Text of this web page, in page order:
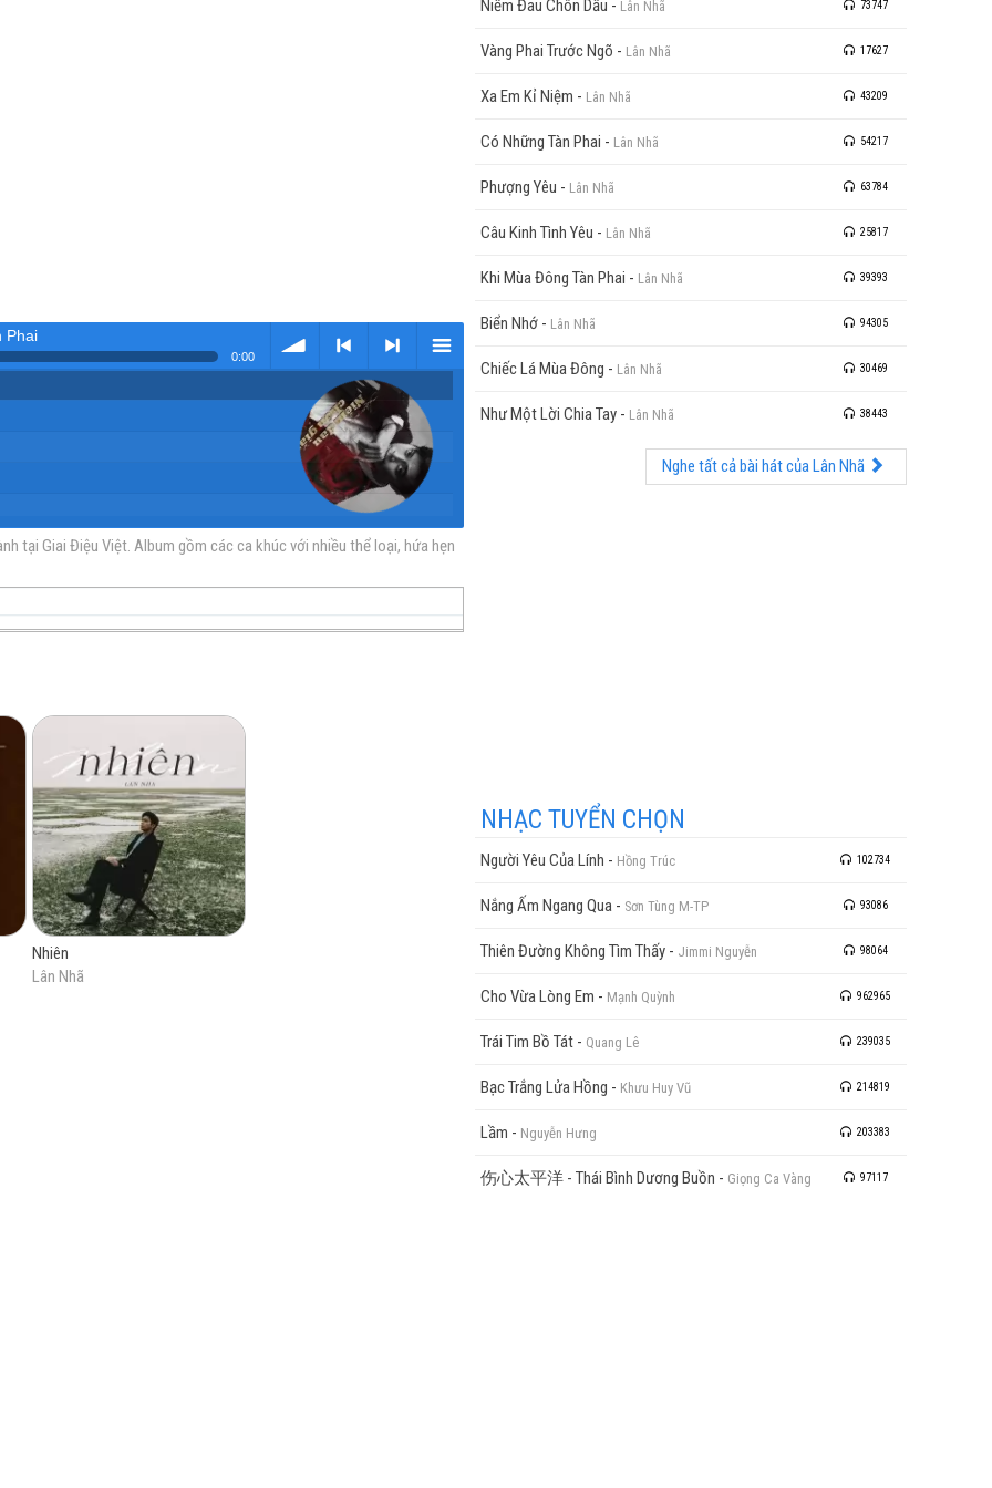
Phai
0:00
Tải < Kho > Kho
tại Giai Điệu Việt. Album gồm các ca khúc với nhiều thể loại, hứa hẹn
Nhiên
Lân Nhã
Niềm Đau Chôn Dấu - Lân Nhã 73747
Vàng Phai Trước Ngõ - Lân Nhã 17627
Xa Em Kỉ Niệm - Lân Nhã 43209
Có Những Tàn Phai - Lân Nhã 54217
Phượng Yêu - Lân Nhã 63784
Câu Kinh Tình Yêu - Lân Nhã 25817
Khi Mùa Đông Tàn Phai - Lân Nhã 39393
Biển Nhớ - Lân Nhã 94305
Chiếc Lá Mùa Đông - Lân Nhã 30469
Như Một Lời Chia Tay - Lân Nhã 38443
Nghe tất cả bài hát của Lân Nhã
NHẠC TUYỂN CHỌN
Người Yêu Của Lính - Hồng Trúc 102734
Nắng Ấm Ngang Qua - Sơn Tùng M-TP 93086
Thiên Đường Không Tìm Thấy - Jimmi Nguyễn 98064
Cho Vừa Lòng Em - Mạnh Quỳnh 962965
Trái Tim Bồ Tát - Quang Lê 239035
Bạc Trắng Lửa Hồng - Khưu Huy Vũ 214819
Lầm - Nguyễn Hưng 203383
伤心太平洋 - Thái Bình Dương Buồn - Giọng Ca Vàng 97117